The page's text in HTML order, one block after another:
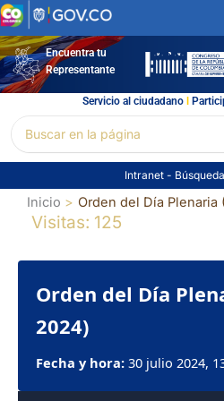
Ir
al
contenidoEncuentra tu
Representante
Servicio al ciudadano l
por:
Intranet -
Inicio Orden del Día
Visitas: 125
Orden del Día
2024)
Fecha y hora: 30 julio 2024,